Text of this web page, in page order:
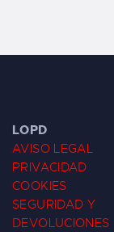
LOPD
AVISO LEGAL
PRIVACIDAD
COOKIES
SEGURIDAD Y
DEVOLUCIONES